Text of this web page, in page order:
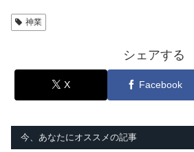
神業
シェアする
X Facebook
今、あなたにオススメの記事